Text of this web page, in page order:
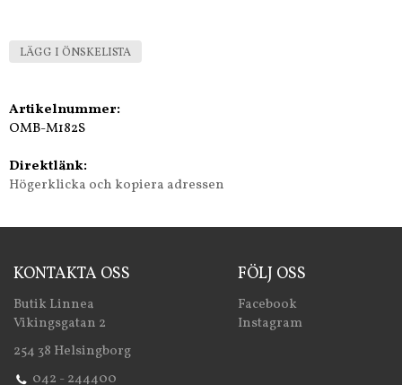
LÄGG I ÖNSKELISTA
Artikelnummer:
OMB-M182S
Direktlänk:
Högerklicka och kopiera adressen
KONTAKTA OSS
Butik Linnea
Vikingsgatan 2
254 38 Helsingborg
042 - 244400
FÖLJ OSS
Facebook
Instagram